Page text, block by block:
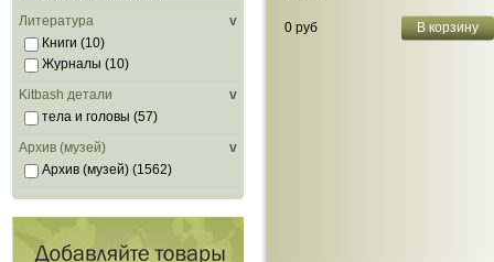
Литература
v
Книги (10)
Журналы (10)
Kitbash детали
v
тела и головы (57)
Архив (музей)
v
Архив (музей) (1562)
0 руб В корзину